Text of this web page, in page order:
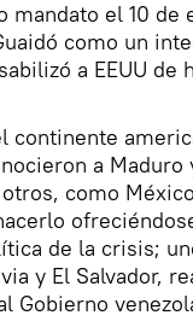
mandato el 10 de
como un
a EEUU de
continente
a Maduro
como
de la crisis;
y El Salvador,
Gobierno